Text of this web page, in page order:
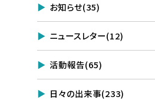
お知らせ(35)
ニュースレター(12)
活動報告(65)
日々の出来事(233)